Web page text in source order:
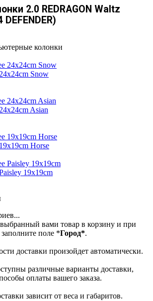
2.0 REDRAGON Waltz
колонки
Snow
Asian
Horse
19x19cm
вами товар в корзину и при
поле *Город*.
доставки произойдет автоматически.
различные варианты доставки,
оплаты вашего заказа.
зависит от веса и габаритов.